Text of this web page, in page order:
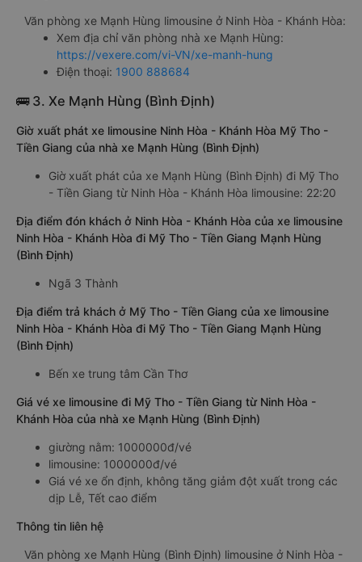
Văn phòng xe Mạnh Hùng limousine ở Ninh Hòa - Khánh Hòa:
Xem địa chỉ văn phòng nhà xe Mạnh Hùng:
https://vexere.com/vi-VN/xe-manh-hung
Điện thoại: 1900 888684
🚌 3. Xe Mạnh Hùng (Bình Định)
Giờ xuất phát xe limousine Ninh Hòa - Khánh Hòa Mỹ Tho -
Tiền Giang của nhà xe Mạnh Hùng (Bình Định)
Giờ xuất phát của xe Mạnh Hùng (Bình Định) đi Mỹ Tho
- Tiền Giang từ Ninh Hòa - Khánh Hòa limousine: 22:20
Địa điểm đón khách ở Ninh Hòa - Khánh Hòa của xe limousine
Ninh Hòa - Khánh Hòa đi Mỹ Tho - Tiền Giang Mạnh Hùng
(Bình Định)
Ngã 3 Thành
Địa điểm trả khách ở Mỹ Tho - Tiền Giang của xe limousine
Ninh Hòa - Khánh Hòa đi Mỹ Tho - Tiền Giang Mạnh Hùng
(Bình Định)
Bến xe trung tâm Cần Thơ
Giá vé xe limousine đi Mỹ Tho - Tiền Giang từ Ninh Hòa -
Khánh Hòa của nhà xe Mạnh Hùng (Bình Định)
giường nằm: 1000000đ/vé
limousine: 1000000đ/vé
Giá vé xe ổn định, không tăng giảm đột xuất trong các
dịp Lễ, Tết cao điểm
Thông tin liên hệ
Văn phòng xe Mạnh Hùng (Bình Định) limousine ở Ninh Hòa -